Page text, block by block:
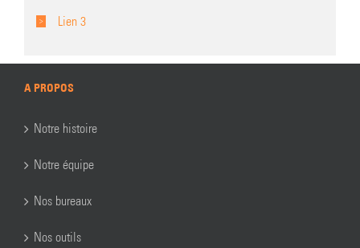
Lien 3
A PROPOS
Notre histoire
Notre équipe
Nos bureaux
Nos outils